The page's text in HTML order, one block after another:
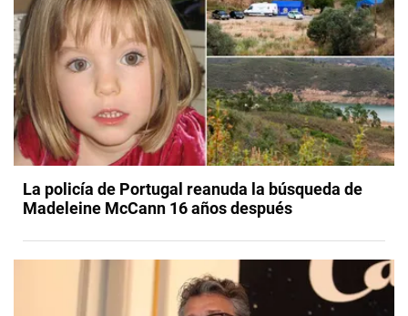
La policía de Portugal reanuda la búsqueda de
Madeleine McCann 16 años después